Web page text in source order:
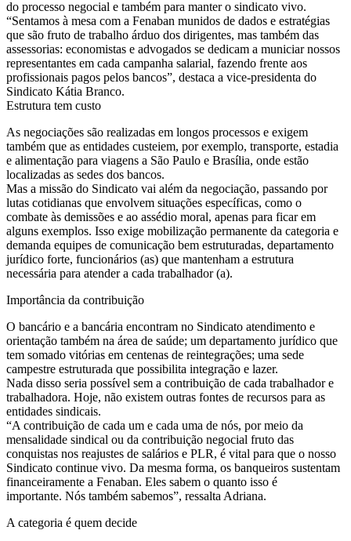
do processo negocial e também para manter o sindicato vivo.
“Sentamos à mesa com a Fenaban munidos de dados e estratégias
que são fruto de trabalho árduo dos dirigentes, mas também das
assessorias: economistas e advogados se dedicam a municiar nossos
representantes em cada campanha salarial, fazendo frente aos
profissionais pagos pelos bancos”, destaca a vice-presidenta do
Sindicato Kátia Branco.
Estrutura tem custo
As negociações são realizadas em longos processos e exigem
também que as entidades custeiem, por exemplo, transporte, estadia
e alimentação para viagens a São Paulo e Brasília, onde estão
localizadas as sedes dos bancos.
Mas a missão do Sindicato vai além da negociação, passando por
lutas cotidianas que envolvem situações específicas, como o
combate às demissões e ao assédio moral, apenas para ficar em
alguns exemplos. Isso exige mobilização permanente da categoria e
demanda equipes de comunicação bem estruturadas, departamento
jurídico forte, funcionários (as) que mantenham a estrutura
necessária para atender a cada trabalhador (a).
Importância da contribuição
O bancário e a bancária encontram no Sindicato atendimento e
orientação também na área de saúde; um departamento jurídico que
tem somado vitórias em centenas de reintegrações; uma sede
campestre estruturada que possibilita integração e lazer.
Nada disso seria possível sem a contribuição de cada trabalhador e
trabalhadora. Hoje, não existem outras fontes de recursos para as
entidades sindicais.
“A contribuição de cada um e cada uma de nós, por meio da
mensalidade sindical ou da contribuição negocial fruto das
conquistas nos reajustes de salários e PLR, é vital para que o nosso
Sindicato continue vivo. Da mesma forma, os banqueiros sustentam
financeiramente a Fenaban. Eles sabem o quanto isso é
importante. Nós também sabemos”, ressalta Adriana.
A categoria é quem decide